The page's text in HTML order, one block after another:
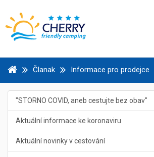
Članak Informace pro prodejce
"STORNO COVID, aneb cestujte bez obav"
Aktuální informace ke koronaviru
Aktuální novinky v cestování